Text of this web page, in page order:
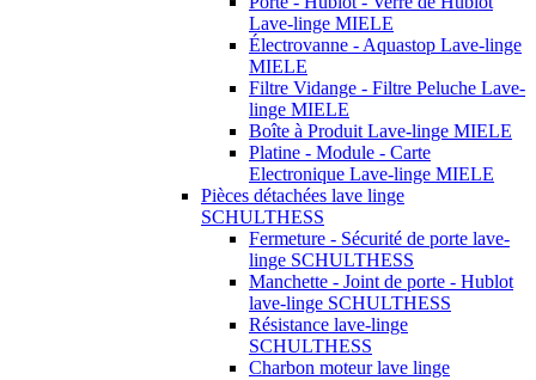
Lave-linge MIELE
Électrovanne - Aquastop Lave-linge
MIELE
Filtre Vidange - Filtre Peluche Lave-
linge MIELE
Boîte à Produit Lave-linge MIELE
Platine - Module - Carte
Electronique Lave-linge MIELE
Pièces détachées lave linge
SCHULTHESS
Fermeture - Sécurité de porte lave-
linge SCHULTHESS
Manchette - Joint de porte - Hublot
lave-linge SCHULTHESS
Résistance lave-linge
SCHULTHESS
Charbon moteur lave linge